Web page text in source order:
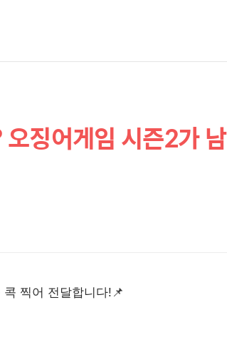
징어게임 시즌2가 남
찍어 전달합니다!📌